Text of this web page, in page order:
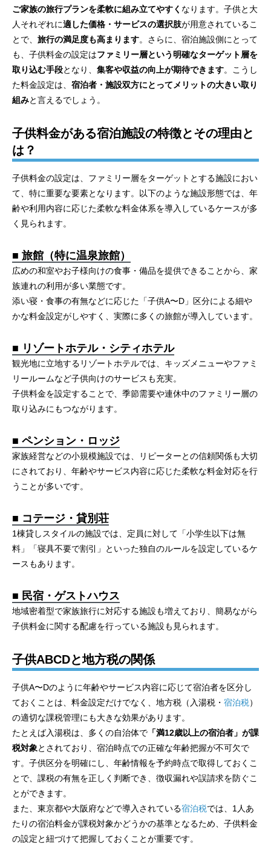
ご家族の旅行プランを柔軟に組み立てやすく なります。子供と大
人それぞれに適した価格・サービスの選択肢が用意されているこ
とで、 旅行の満足度も高まります。さらに、宿泊施設側にとって
も、子供料金の設定はファミリー層という明確なターゲット層を
取り込む手段となり、 集客や収益の向上が期待できます。こうし
た料金設定は、 宿泊者・施設双方にとってメリットの大きい取り
組みと言えるでしょう。
子供料金がある宿泊施設の特徴とその理由と
は？
子供料金の設定は、ファミリー層をターゲットとする施設におい
て、特に重要な要素となります。以下のような施設形態では、年
齢や利用内容に応じた柔軟な料金体系を導入しているケースが多
く見られます。
■ 旅館（特に温泉旅館）
広めの和室やお子様向けの食事・備品を提供できることから、家
族連れの利用が多い業態です。
添い寝・食事の有無などに応じた「子供A〜D」区分による細や
かな料金設定がしやすく、実際に多くの旅館が導入しています。
■ リゾートホテル・シティホテル
観光地に立地するリゾートホテルでは、キッズメニューやファミ
リールームなど子供向けのサービスも充実。
子供料金を設定することで、季節需要や連休中のファミリー層の
取り込みにもつながります。
■ ペンション・ロッジ
家族経営などの小規模施設では、リピーターとの信頼関係も大切
にされており、年齢やサービス内容に応じた柔軟な料金対応を行
うことが多いです。
■ コテージ・貸別荘
1棟貸しスタイルの施設では、定員に対して「小学生以下は無
料」「寝具不要で割引」といった独自のルールを設定しているケ
ースもあります。
■ 民宿・ゲストハウス
地域密着型で家族旅行に対応する施設も増えており、簡易ながら
子供料金に関する配慮を行っている施設も見られます。
子供ABCDと地方税の関係
子供A〜Dのように年齢やサービス内容に応じて宿泊者を区分し
ておくことは、料金設定だけでなく、地方税（入湯税・ 宿泊税）
の適切な課税管理にも大きな効果があります。
たとえば入湯税は、多くの自治体で 「満12歳以上の宿泊者」が課
税対象とされており、宿泊時点での正確な年齢把握が不可欠で
す。子供区分を明確にし、年齢情報を予約時点で取得しておくこ
とで、課税の有無を正しく判断でき、徴収漏れや誤請求を防ぐこ
とができます。
また、東京都や大阪府などで導入されている宿泊税では、1人あ
たりの宿泊料金が課税対象かどうかの基準となるため、子供料金
の設定と紐づけて把握しておくことが重要です。